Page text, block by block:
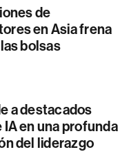
de
en Asia frena
bolsas
a destacados
en una profunda
del liderazgo